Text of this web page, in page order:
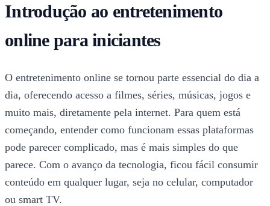
Introdução ao entretenimento
online para iniciantes
O entretenimento online se tornou parte essencial do dia a
dia, oferecendo acesso a filmes, séries, músicas, jogos e
muito mais, diretamente pela internet. Para quem está
começando, entender como funcionam essas plataformas
pode parecer complicado, mas é mais simples do que
parece. Com o avanço da tecnologia, ficou fácil consumir
conteúdo em qualquer lugar, seja no celular, computador
ou smart TV.